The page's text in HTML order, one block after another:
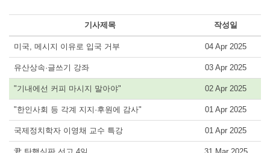
기사제목 작성일
미국, 메시지 이유로 입국 거부 04 Apr 2025
유산상속·글쓰기 강좌 03 Apr 2025
"기내에선 커피 마시지 말아야" 02 Apr 2025
"한인사회 등 각계 지지·후원에 감사" 01 Apr 2025
국제정치학자 이영채 교수 특강 01 Apr 2025